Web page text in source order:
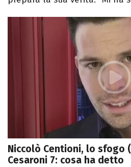
Niccolò Centioni, lo sfogo
Cesaroni 7: cosa ha detto